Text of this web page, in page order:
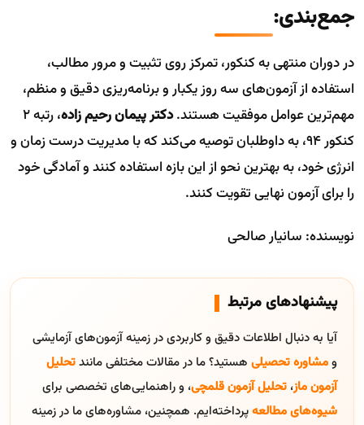
جمع‌بندی:
در دوران منتهی به کنکور، تمرکز روی تثبیت و مرور مطالب،
استفاده از آزمون‌های سه روز یکبار و برنامه‌ریزی دقیق و منظم،
مهم‌ترین عوامل موفقیت هستند.دکتر پیمان رحیم زاده
، رتبه ۲
کنکور ۹۴، به داوطلبان توصیه می‌کند که با مدیریت درست زمان و
انرژی خود، به بهترین نحو از این بازه استفاده کنند و آمادگی خود
را برای آزمون نهایی تقویت کنند.
نویسنده: سانیار صالحی
پیشنهادهای مرتبط
آیا به دنبال اطلاعات دقیق و کاربردی در زمینه آزمون‌های آزمایشی
ومشاوره تحصیلی هستید؟ ما در مقالات مختلفی مانندتحلیل
آزمون ماز، تحلیل آزمون قلمچی، و راهنمایی‌های تخصصی برای
شیوه‌های مطالعهپرداخته‌ایم. همچنین، مشاوره‌های ما در زمینه